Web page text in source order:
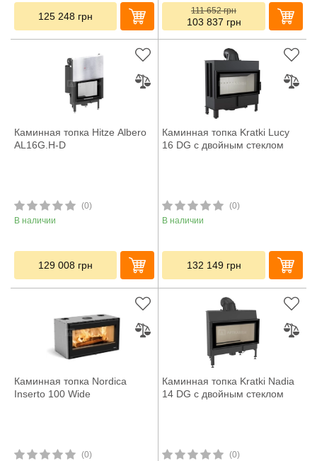
125 248 грн 111 652грн
103 837 грн
Каминная топка Hitze Albero
AL16G.H-D
(0)
В наличии
129 008 грн
Каминная топка Kratki Lucy
16 DG с двойным стеклом
(0)
В наличии
132 149 грн
Каминная топка Nordica
Inserto 100 Wide
(0)
Каминная топка Kratki Nadia
14 DG с двойным стеклом
(0)